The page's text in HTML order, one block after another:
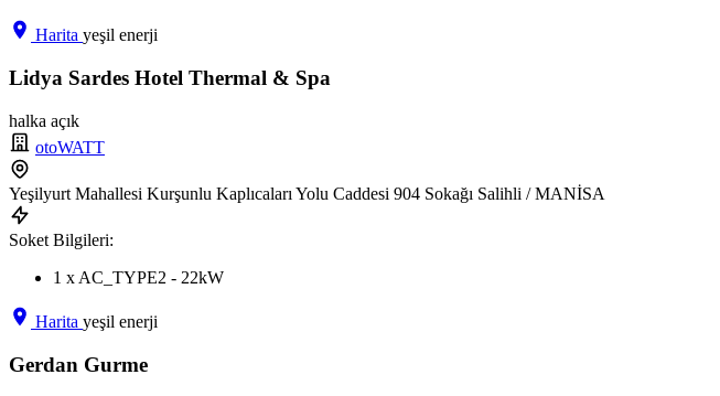
Harita yeşil enerji
Lidya Sardes Hotel Thermal & Spa
halka açık
otoWATT
Yeşilyurt Mahallesi Kurşunlu Kaplıcaları Yolu Caddesi 904 Sokağı Salihli / MANİSA
Soket Bilgileri:
1 x AC_TYPE2 - 22kW
Harita yeşil enerji
Gerdan Gurme